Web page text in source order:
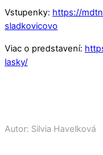
Vstupenky: https://
sladkovicovo
Viac o predstavení:
lasky/
Autor: Silvia Havelková